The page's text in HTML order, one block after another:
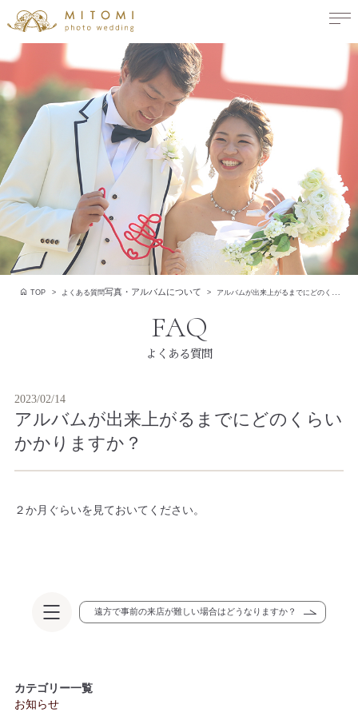
TOP よくある質問写真・アルバムについて アルバムが出来上がるまでにどのくらいかかりますか？
よくある質問
2023/02/14
アルバムが出来上がるまでにどのくらい
かかりますか？
２か月ぐらいを見ておいてください。
遠方で事前の来店が難しい場合はどうなりますか？
カテゴリー一覧
お知らせ